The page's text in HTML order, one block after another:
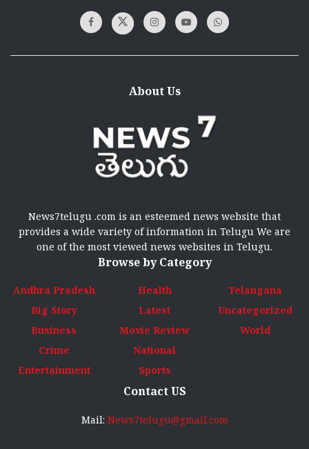
About Us
News7telugu .com is an esteemed news website that
provides a wide variety of information in Telugu We are
one of the most viewed news websites in Telugu.
Browse by Category
Andhra Pradesh
Big Story
Business
Crime
Entertainment
Health
Latest
Movie Review
National
Sports
Telangana
Uncategorized
World
Contact US
Mail: News7telugu@gmail.com